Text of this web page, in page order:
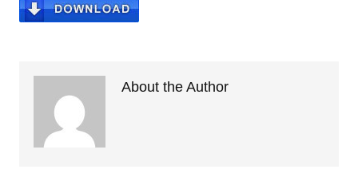
About the Author